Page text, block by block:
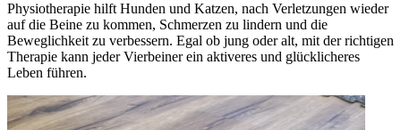
Physiotherapie hilft Hunden und Katzen, nach Verletzungen wieder
auf die Beine zu kommen, Schmerzen zu lindern und die
Beweglichkeit zu verbessern. Egal ob jung oder alt, mit der richtigen
Therapie kann jeder Vierbeiner ein aktiveres und glücklicheres
Leben führen.